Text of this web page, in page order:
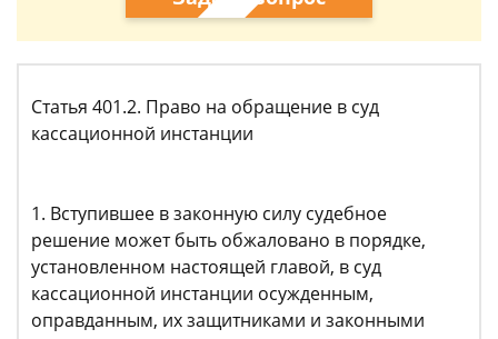
Статья 401.2. Право на обращение в суд
кассационной инстанции
1. Вступившее в законную силу судебное
решение может быть обжаловано в порядке,
установленном настоящей главой, в суд
кассационной инстанции осужденным,
оправданным, их защитниками и законными